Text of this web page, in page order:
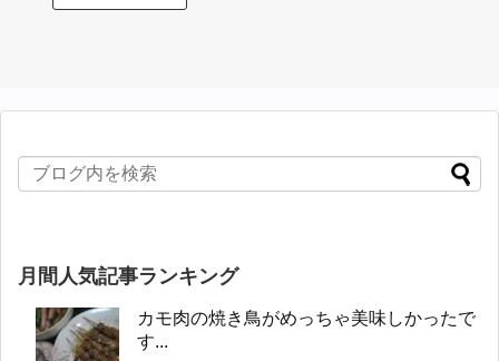
月間人気記事ランキング
カモ肉の焼き鳥がめっちゃ美味しかったで
す...